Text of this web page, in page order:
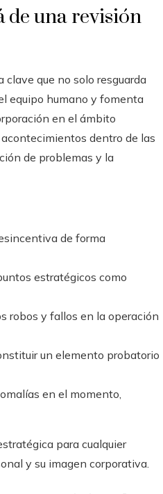
de una revisión
que no solo resguarda
equipo humano y fomenta
en el ámbito
dentro de las
de problemas y la
de forma
estratégicos como
robos y fallos en la operación
un elemento probatorio
en el momento,
para cualquier
y su imagen corporativa.